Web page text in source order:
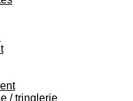
/ tringlerie